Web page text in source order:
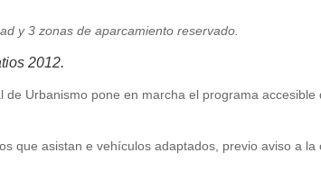
y 3 zonas de aparcamiento reservado.
2012.
Urbanismo pone en marcha el programa
que asistan e vehículos adaptados, previo aviso a